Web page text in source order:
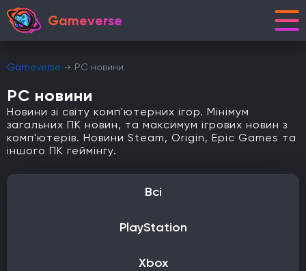
Gameverse
Gameverse PC новини
PC новини
Новини зі світу комп'ютерних ігор. Мінімум
загальних ПК новин, та максимум ігрових новин з
комп'ютерів. Новини Steam, Origin, Epic Games та
іншого ПК геймінгу.
Всі
PlayStation
Xbox